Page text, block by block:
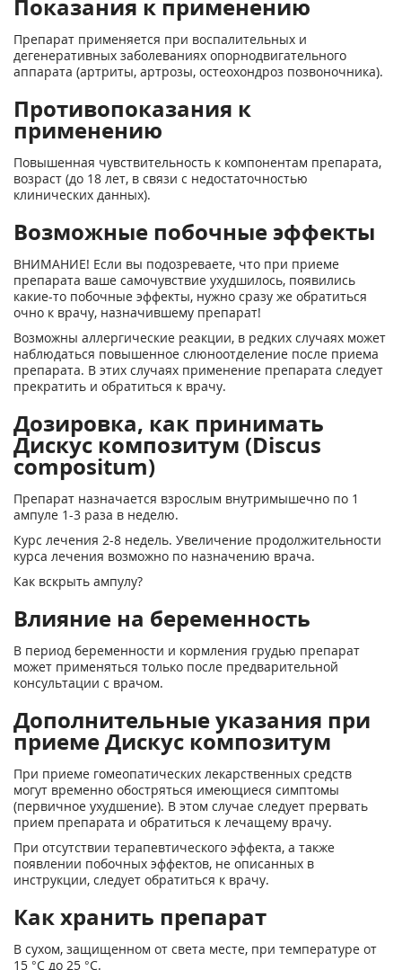
Показания к применению
Препарат применяется при воспалительных и
дегенеративных заболеваниях опорнодвигательного
аппарата (артриты, артрозы, остеохондроз позвоночника).
Противопоказания к
применению
Повышенная чувствительность к компонентам препарата,
возраст (до 18 лет, в связи с недостаточностью
клинических данных).
Возможные побочные эффекты
ВНИМАНИЕ! Если вы подозреваете, что при приеме
препарата ваше самочувствие ухудшилось, появились
какие-то побочные эффекты, нужно сразу же обратиться
очно к врачу, назначившему препарат!
Возможны аллергические реакции, в редких случаях может
наблюдаться повышенное слюноотделение после приема
препарата. В этих случаях применение препарата следует
прекратить и обратиться к врачу.
Дозировка, как принимать
Дискус композитум (Discus
compositum)
Препарат назначается взрослым внутримышечно по 1
ампуле 1-3 раза в неделю.
Курс лечения 2-8 недель. Увеличение продолжительности
курса лечения возможно по назначению врача.
Как вскрыть ампулу?
Влияние на беременность
В период беременности и кормления грудью препарат
может применяться только после предварительной
консультации с врачом.
Дополнительные указания при
приеме Дискус композитум
При приеме гомеопатических лекарственных средств
могут временно обостряться имеющиеся симптомы
(первичное ухудшение). В этом случае следует прервать
прием препарата и обратиться к лечащему врачу.
При отсутствии терапевтического эффекта, а также
появлении побочных эффектов, не описанных в
инструкции, следует обратиться к врачу.
Как хранить препарат
В сухом, защищенном от света месте, при температуре от
15 °С до 25 °С.